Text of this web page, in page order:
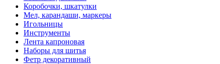
Коробочки, шкатулки
Мел, карандаши, маркеры
Игольницы
Инструменты
Лента капроновая
Наборы для шитья
Фетр декоративный